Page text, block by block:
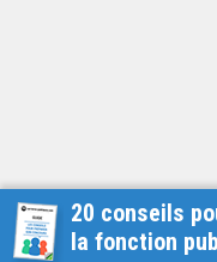
20 conseils
la fonction